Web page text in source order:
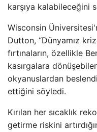
karşıya kalabileceğini
Wisconsin
Dutton, “Dünyamız
fırtınaların, özellikle
kasırgalara dönüşebilen
okyanuslardan
ettiğini söyledi.
Kırılan her sıcaklık
getirme riskini